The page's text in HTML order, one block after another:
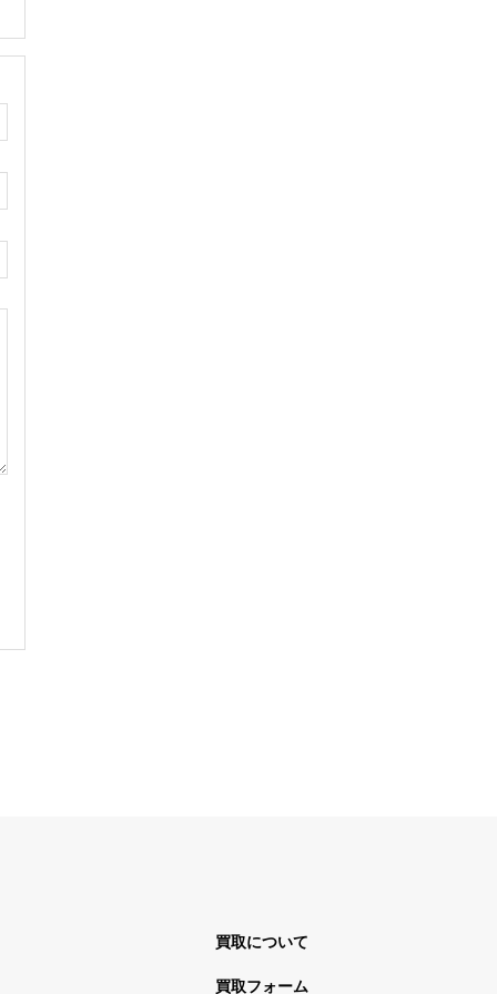
買取について
買取フォーム